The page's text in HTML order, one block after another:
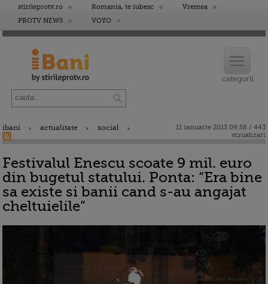
stirileprotv.ro Romania, te iubesc
Vremea
PROTV NEWS
VOYO
ibani actualitate social
11 ianuarie 2013 09:58 / 443
vizualizari
Festivalul Enescu scoate 9 mil. euro
din bugetul statului. Ponta: “Era bine
sa existe si banii cand s-au angajat
cheltuielile”